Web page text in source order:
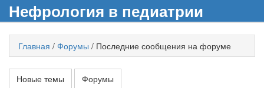
Нефрология в педиатрии
Главная / Форумы / Последние сообщения на форуме
Новые темы Форумы